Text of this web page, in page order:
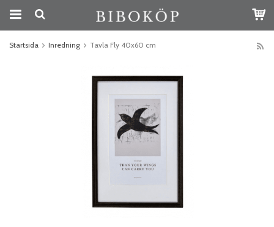
Startsida Inredning Tavla Fly 40x60 cm